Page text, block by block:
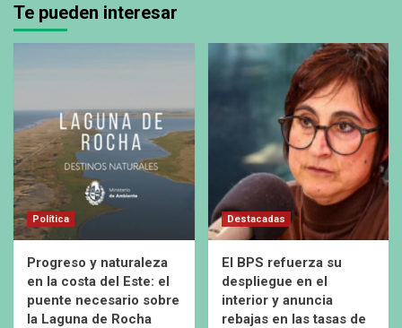
Te pueden interesar
Política
Progreso y naturaleza
en la costa del Este: el
puente necesario sobre
la Laguna de Rocha
Destacadas
El BPS refuerza su
despliegue en el
interior y anuncia
rebajas en las tasas de